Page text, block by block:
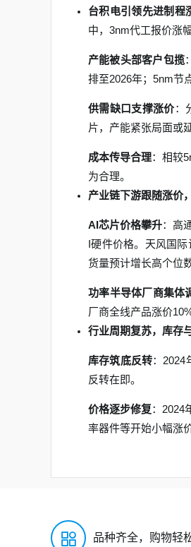
台积电引领先进制程
中，3nm代工报价涨
产能被头部客户包揽
排至2026年；5nm节
供需缺口支撑涨价：
片，产能紧张局面或
成本传导合理：相较
为合理。
产业链下游跟随涨价
AI芯片价格攀升：高
I硬件价格。天风国
货量预计增长高个位数
功率半导体厂商集体
厂商全线产品涨价
行业周期复苏，库存
库存筑底反转：2024
反转在即。
价格逐步修复：2024
率器件等开始小幅涨
品种齐全，购物轻